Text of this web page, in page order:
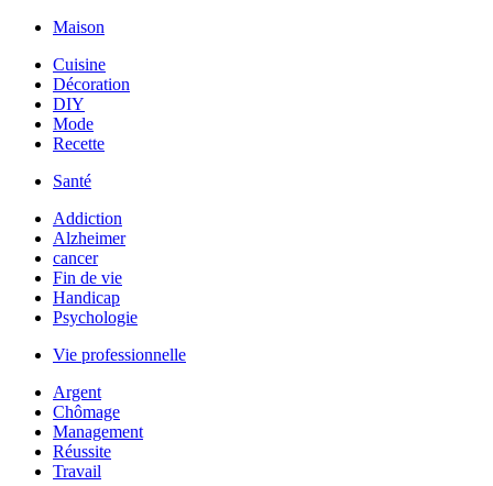
Maison
Cuisine
Décoration
DIY
Mode
Recette
Santé
Addiction
Alzheimer
cancer
Fin de vie
Handicap
Psychologie
Vie professionnelle
Argent
Chômage
Management
Réussite
Travail